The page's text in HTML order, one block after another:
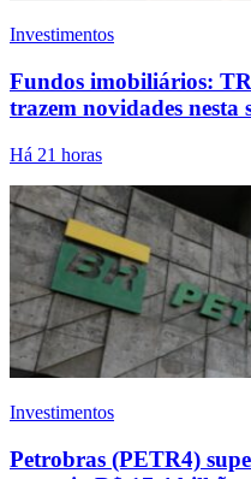
Investimentos
Fundos imobiliários:
trazem novidades nesta
Há 21 horas
Investimentos
Petrobras (PETR4)